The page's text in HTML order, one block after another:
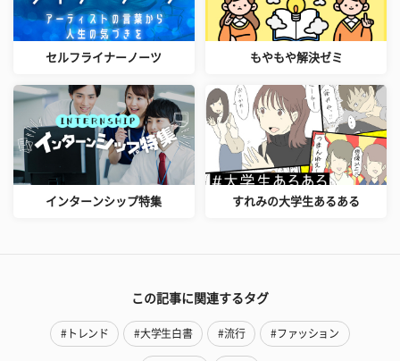
セルフライナーノーツ もやもや解決ゼミ
インターンシップ特集 すれみの大学生あるある
この記事に関連するタグ
#トレンド #大学生白書 #流行 #ファッション